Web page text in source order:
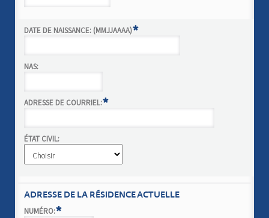
DATE DE NAISSANCE: (MMJJAAAA)*
NAS:
ADRESSE DE COURRIEL:*
ÉTAT CIVIL:
ADRESSE DE LA RÉSIDENCE ACTUELLE
NUMÉRO:*